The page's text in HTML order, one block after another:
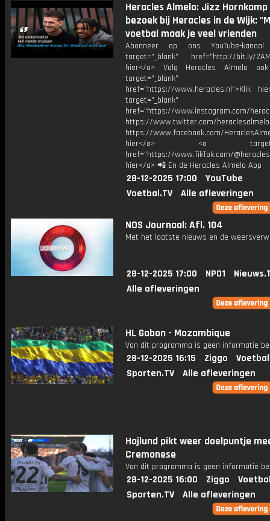
Heracles Almelo: Jizz Hornkamp
bezoek bij Heracles in de Wijk:
voetbal maak je veel vrienden
Abonneer op ons YouTube-
target="_blank" href="http://bit.ly/
hier</a> Volg Heracles Almelo
target="_blank"
href="https://www.heracles.nl">Klik
target="_blank"
href="https://www.instagram.com/
https://www.twitter.com/heraclesalmelo
https://www.facebook.com/
hier</a> <a
href="https://www.TikTok.com/
hier</a> 📲 En de Heracles Almelo App
28-12-2025 17:00
YouTube
Voetbal.TV
Alle afleveringen
NOS Journaal: Afl. 104
Met het laatste nieuws en de
28-12-2025 17:00 NPO1
Alle afleveringen
HL Gabon - Mozambique
Van dit programma is geen informatie
28-12-2025 16:15 Ziggo
Sporten.TV
Alle afleveringen
Hojlund pikt weer doelpuntje
Cremonese
Van dit programma is geen informatie
28-12-2025 16:00 Ziggo
Sporten.TV
Alle afleveringen